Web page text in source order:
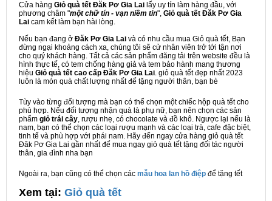
Cửa hàng Giỏ quà tết Đăk Pơ Gia Lai lấy uy tín làm hàng đầu, với
phương châm "một chữ tín - vạn niềm tin", Giỏ quà tết Đăk Pơ Gia
Lai cam kết làm bạn hài lòng.
Nếu bạn đang ở Đăk Pơ Gia Lai và có nhu cầu mua Giỏ quà tết, Bạn
đừng ngại khoảng cách xa, chúng tôi sẽ cử nhân viên trở tới tận nơi
cho quý khách hàng. Tất cả các sản phẩm đăng tải trên website đều là
hình thực tế, có tem chống hàng giả và tem bảo hành mang thương
hiệu Giỏ quà tết cao cấp Đăk Pơ Gia Lai. giỏ quà tết đẹp nhất 2023
luôn là món quà chất lượng nhất để tặng người thân, bạn bè
Tùy vào từng đối tượng mà bạn có thể chọn một chiếc hộp quà tết cho
phù hợp. Nếu đối tượng nhận quà là phụ nữ, bạn nên chọn các sản
phẩm giỏ trái cây, rượu nhẹ, có chocolate và đồ khô. Ngược lại nếu là
nam, bạn có thể chọn các loại rượu mạnh và các loại trà, cafe đặc biệt,
tinh tế và phù hợp với phái nam. Hãy đến ngay cửa hàng giỏ quà tết
Đăk Pơ Gia Lai gần nhất để mua ngay giỏ quà tết tặng đối tác người
thân, gia đình nha bạn
Ngoài ra, bạn cũng có thể chọn các mẫu hoa lan hồ điệp để tặng tết
Xem tại: Giỏ quà tết